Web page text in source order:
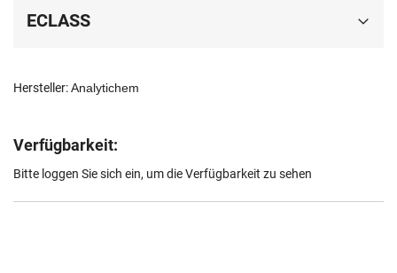
Hersteller:Analytichem
Verfügbarkeit:
Bitte loggen Sie sich ein, um die Verfügbarkeit zu sehen
ECLASS